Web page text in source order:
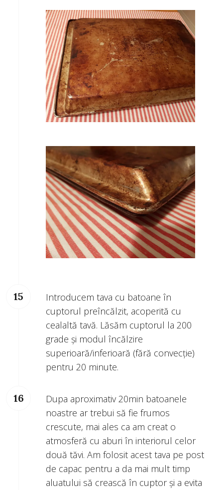
Introducem tava cu batoane în
cuptorul preîncălzit, acoperită cu
cealaltă tavă. Lăsăm cuptorul la 200
grade și modul încălzire
superioară/inferioară (fără convecție)
pentru 20 minute.
Dupa aproximativ 20min batoanele
noastre ar trebui să fie frumos
crescute, mai ales ca am creat o
atmosferă cu aburi în interiorul celor
două tăvi. Am folosit acest tava pe post
de capac pentru a da mai mult timp
aluatului să crească în cuptor și a evita